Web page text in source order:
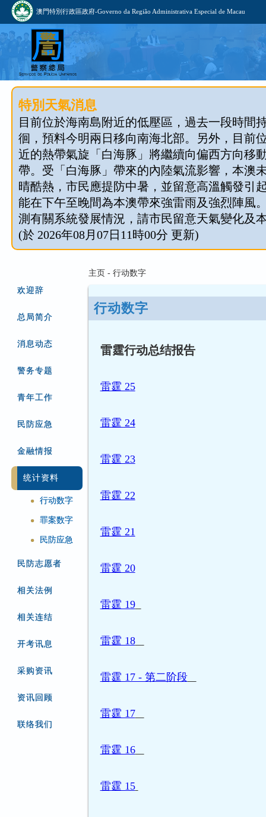
澳門特別行政區政府-Governo da Região Administrativa Especial de Macau
特別天氣消息
目前位於海南島附近的低壓區，過去一段時間
徊，預料今明兩日移向南海北部。另外，目前
近的熱帶氣旋「白海豚」將繼續向偏西方向移
帶。受「白海豚」帶來的內陸氣流影響，本澳
晴酷熱，市民應提防中暑，並留意高溫觸發引
能在下午至晚間為本澳帶來強雷雨及強烈陣風
測有關系統發展情況，請市民留意天氣變化及
(於 2026年08月07日11時00分 更新)
欢迎辞
总局简介
消息动态
警务专题
青年工作
民防应急
金融情报
统计资料
● 行动数字
● 罪案数字
● 民防应急
民防志愿者
相关法例
相关连结
开考讯息
采购资讯
资讯回顾
联络我们
主页 - 行动数字
行动数字
雷霆行动总结报告
雷霆 25
雷霆 24
雷霆 23
雷霆 22
雷霆 21
雷霆 20
雷霆 19
雷霆 18
雷霆 17 - 第二阶段
雷霆 17
雷霆 16
雷霆 15